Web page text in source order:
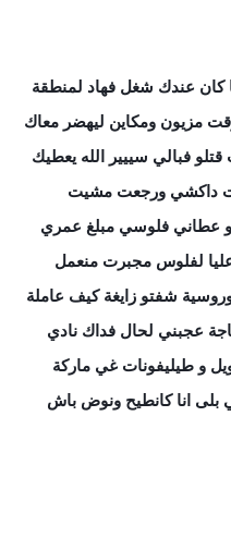
كان عندك شغل فهاد لمنطقة
مزيون ومكاين ليهضر معاك
فبالي سييير الله يعطيك
داكشي ورجعت مشيت
و عطاني فلوسي مبلغ عمري
لفلوس مجبرت منعمل
شفتو زايغة كيف عاملة
عجبني لحال فداك نادي
و طيليفونات غي ماركة
بلى انا كانطيح ونوض باش